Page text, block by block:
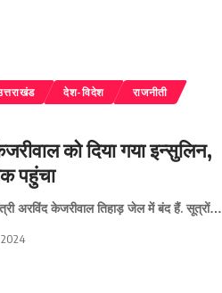
देश-विदेश
राजनीती
को दिया गया इन्सुलिन,
पहुंचा
अरविंद केजरीवाल तिहाड़ जेल में बंद हैं. सूत्रों…